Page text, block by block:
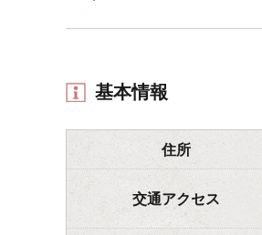
基本情報
住所
交通アクセス